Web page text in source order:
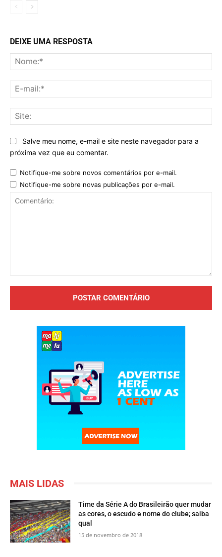
DEIXE UMA RESPOSTA
Salve meu nome, e-mail e site neste navegador para a
próxima vez que eu comentar.
Notifique-me sobre novos comentários por e-mail.
Notifique-me sobre novas publicações por e-mail.
MAIS LIDAS
Time da Série A do Brasileirão quer mudar
as cores, o escudo e nome do clube; saiba
qual
15 de novembro de 2018